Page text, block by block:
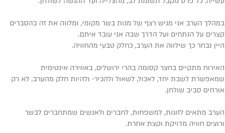
במהלך הערב אני מגיש רצף של מנות בשר מקומי, ומלווה את זה בהסברים
קצרים על הנתחים ועל הדרך שבה אני עובד איתם.
היין נבחר כך שילווה את הערב, כחלק טבעי מהחוויה.
האירוח מתקיים בחצר קסומה בהרי ירושלים, באווירה אינטימית
שמאפשרת לשבת יחד, לאכול, לשאול ולהכיר- ולהיות חלק מהערב, לא רק
אורחים סביב שולחן.
הערב מתאים לזוגות, למשפחות, לחברים ולאנשים שמתחברים לבשר
ורוצים חוויה מדויקת וקצת אחרת.